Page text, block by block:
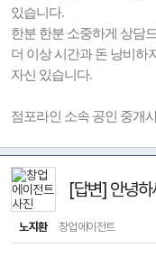
있습니다.
한분 한분 소중하게 상담
더 이상 시간과 돈 낭비하
자신 있습니다.
점포라인 소속 공인 중개
[답변] 안녕하
노지환 창업에이전트